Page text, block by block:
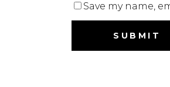
Save my name,